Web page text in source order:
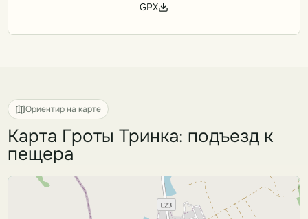
GPX
Ориентир на карте
Карта Гроты Тринка: подъезд к
пещера